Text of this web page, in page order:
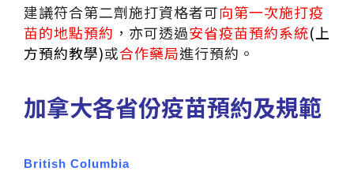
建議符合第二劑施打資格者可向第一次施打疫
苗的地點預約 ，亦可透過安省疫苗預約系統(上
方預約教學)或合作藥局進行預約。
加拿大各省份疫苗預約及規範
British Columbia